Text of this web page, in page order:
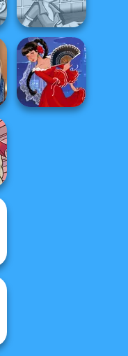
Beaver Weaver
Sara's Cooking
Class Lentil So...